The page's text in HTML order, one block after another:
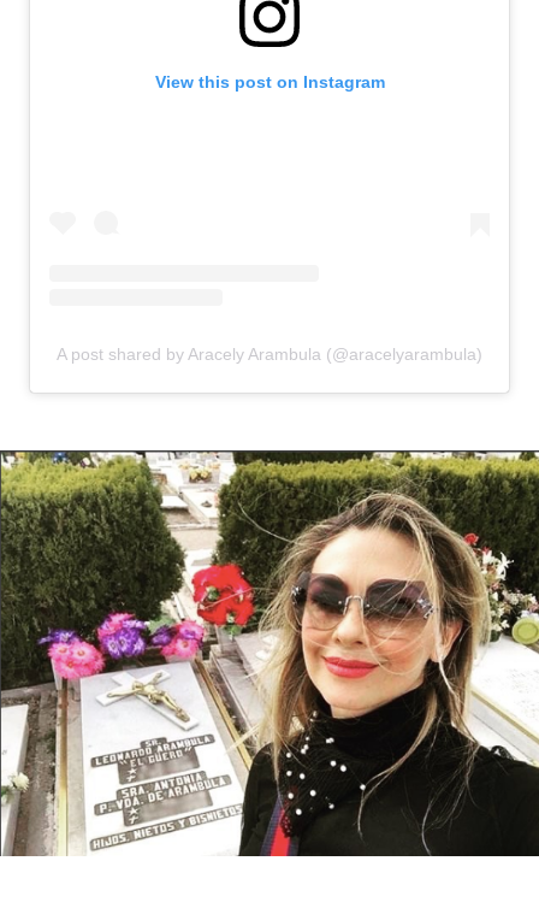
View this post on Instagram
A post shared by Aracely Arambula (@aracelyarambula)